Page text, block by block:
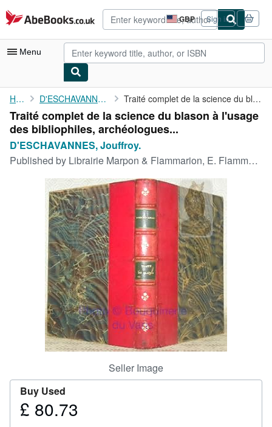
Skip to main content
AbeBooks.co.uk GBP
Site
shopping
preferences
Sign in
Menu
My Account
My Purchases
Advanced Search
Browse Collections
Rare Books
Art & Collectables
Textbooks
Start Selling
CLOSE
Home D'ESCHAVANNES, Jouffroy. Traité complet de la science du blason à l'usage des ...
Traité complet de la science du blason à l'usage
des bibliophiles, archéologues...
D'ESCHAVANNES, Jouffroy.
Published by Librairie Marpon & Flammarion, E. Flammarion sans date, Paris,
Seller Image
Buy Used
Price
£ 80.73